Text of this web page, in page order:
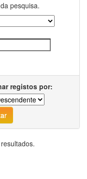
pesquisa.
registos por: